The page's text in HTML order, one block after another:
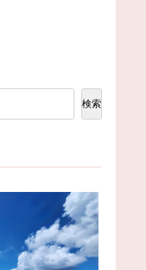
検索